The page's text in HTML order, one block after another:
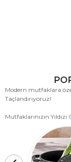
Modern mutfaklara
Taçlandırıyoruz!
Mutfaklarınızın